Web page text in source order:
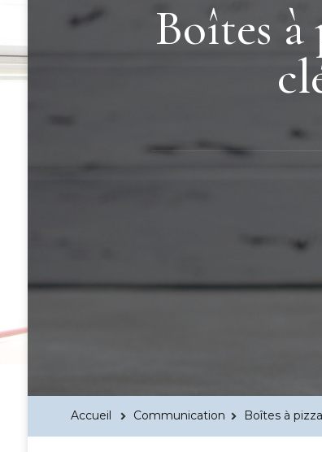
Boîtes à
Accueil Communication Boîtes à